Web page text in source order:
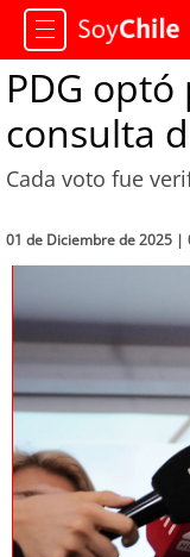
PDG
consulta
Cada voto fue
01 de Diciembre de 2025 |